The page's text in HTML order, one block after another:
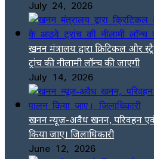
July 24, 2026
खनन मंत्रालय द्वारा क्रिटिकल
ट्रांच की नीलामी लॉन्च की जाएगी
July 14, 2026
खनन न्यूज-अवैध खनन, परिवहन
किया जाए। जिलाधिकारी
June 12, 2026